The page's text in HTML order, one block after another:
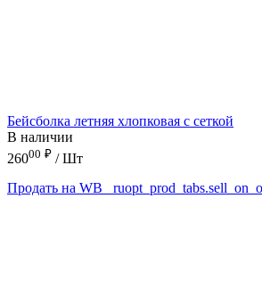
Бейсболка летняя хлопковая с сеткой
В наличии
26000 ₽ / Шт
Продать на WB